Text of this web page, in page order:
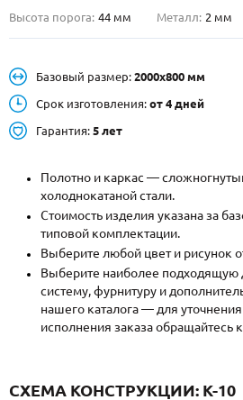
Металлические двери от производителя
Москве и МО
НАЙТИ:
+7 (495)
ЗАПРОСИТЬ
Каталог Распродажа
Записаться на
Высота порога: 44 мм Металл: 2 мм
Базовый размер: 2000х800 мм
Срок изготовления: от 4 дней
Гарантия: 5 лет
Полотно и каркас —
холоднокатаной стали.
Стоимость изделия указана за
типовой комплектации.
Выберите любой цвет и рисунок
Выберите наиболее подходящую
систему, фурнитуру и
нашего каталога — для
исполнения заказа обращайтесь
СХЕМА КОНСТРУКЦИИ: K-10